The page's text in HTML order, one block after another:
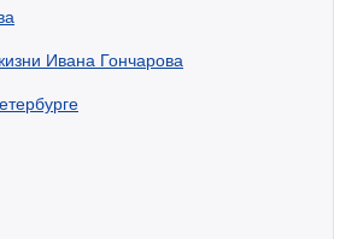
Ивана Гончарова